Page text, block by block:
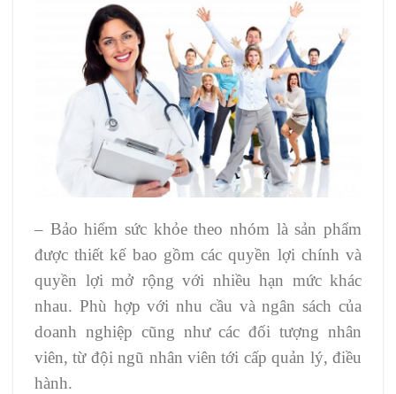
– Bảo hiểm sức khỏe theo nhóm là sản phẩm
được thiết kế bao gồm các quyền lợi chính và
quyền lợi mở rộng với nhiều hạn mức khác
nhau. Phù hợp với nhu cầu và ngân sách của
doanh nghiệp cũng như các đối tượng nhân
viên, từ đội ngũ nhân viên tới cấp quản lý, điều
hành.